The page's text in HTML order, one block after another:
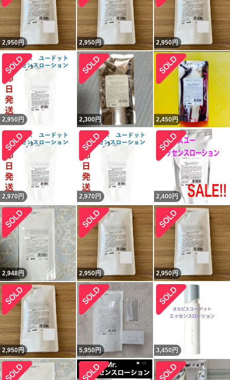
2,950円 2,950円 2,950円
2,950 円 2,300円 2,450円
2,970 円 2,970 円 2,400 円
2,948円 2,950円 2,950円
2,950円 5,950円 3,450 円